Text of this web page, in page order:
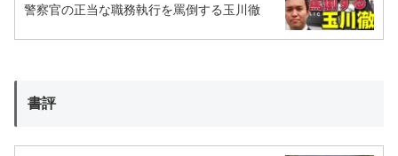
警察官の正当な職務執行を罵倒する玉川徹
書評